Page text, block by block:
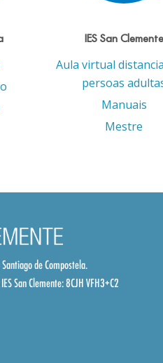
IES San Clemente
Aula virtual
persoas
Manuais
Mestre
de Compostela.
San Clemente:8CJH VFH3+C2